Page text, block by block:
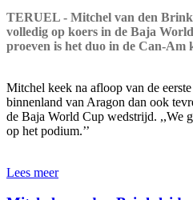
TERUEL - Mitchel van den
volledig op koers in de Baja
proeven is het duo in de Can-Am
Mitchel keek na afloop van de
binnenland van Aragon dan ook
de Baja World Cup wedstrijd. ,,We
op het podium.’’
Lees meer